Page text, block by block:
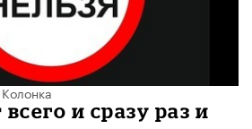
Колонка
и сразу раз и